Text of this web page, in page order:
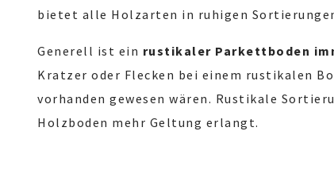
bietet alle Holzarten in ruhigen
Generell ist ein rustikaler Parkettboden
Kratzer oder Flecken bei einem rustikalen
vorhanden gewesen wären. Rustikale
Holzboden mehr Geltung erlangt.